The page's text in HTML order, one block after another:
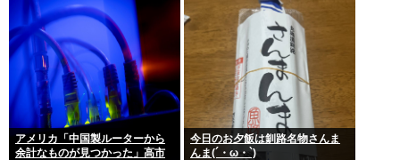
が、同期2人は気づ
アメリカ「中国製ルーターから
余計なものが見つかった」高市
今日のお夕飯は釧路名物さんま
んま(´・ω・`)